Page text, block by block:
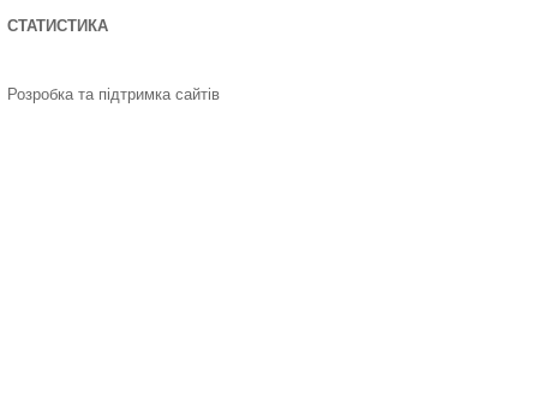
СТАТИСТИКА
Розробка та підтримка сайтів